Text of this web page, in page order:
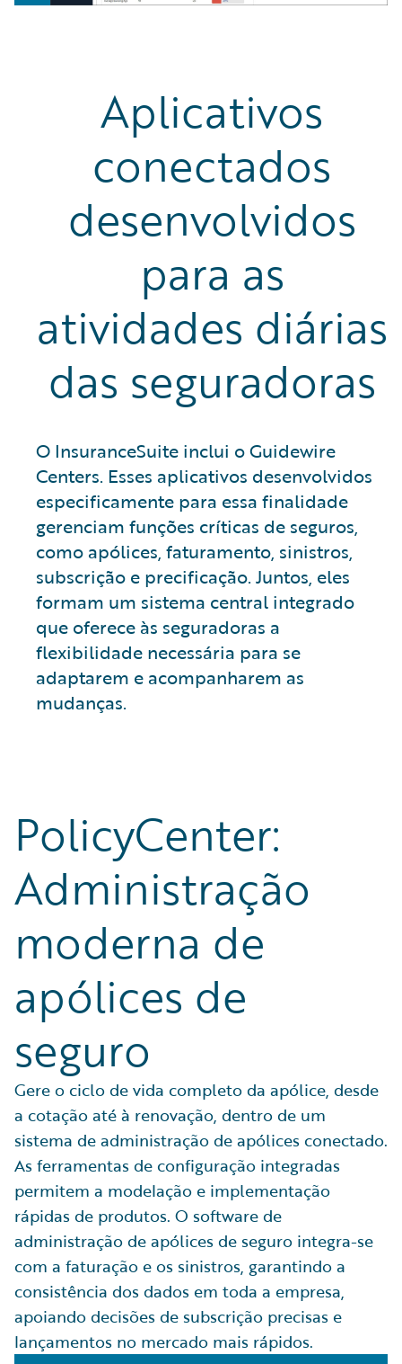
Aplicativos
conectados
desenvolvidos
para as
atividades diárias
das seguradoras
O InsuranceSuite inclui o Guidewire
Centers. Esses aplicativos desenvolvidos
especificamente para essa finalidade
gerenciam funções críticas de seguros,
como apólices, faturamento, sinistros,
subscrição e precificação. Juntos, eles
formam um sistema central integrado
que oferece às seguradoras a
flexibilidade necessária para se
adaptarem e acompanharem as
mudanças.
PolicyCenter:
Administração
moderna de
apólices de
seguro
Gere o ciclo de vida completo da apólice, desde
a cotação até à renovação, dentro de um
sistema de administração de apólices conectado.
As ferramentas de configuração integradas
permitem a modelação e implementação
rápidas de produtos. O software de
administração de apólices de seguro integra-se
com a faturação e os sinistros, garantindo a
consistência dos dados em toda a empresa,
apoiando decisões de subscrição precisas e
lançamentos no mercado mais rápidos.